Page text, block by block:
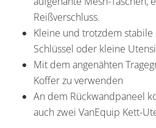
Reißverschluss.
Kleine und trotzdem
Schlüssel oder kleine
Mit dem angenähten
Koffer zu verwenden
An dem Rückwandpaneel
auch zwei VanEquip Kett-